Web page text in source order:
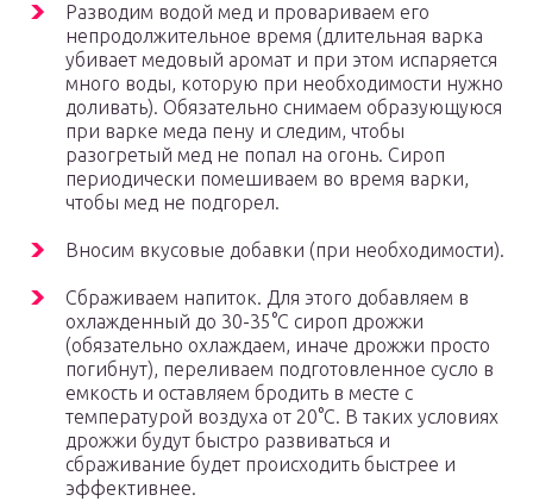
Разводим водой мед и провариваем его
непродолжительное время (длительная варка
убивает медовый аромат и при этом испаряется
много воды, которую при необходимости нужно
доливать). Обязательно снимаем образующуюся
при варке меда пену и следим, чтобы
разогретый мед не попал на огонь. Сироп
периодически помешиваем во время варки,
чтобы мед не подгорел.
Вносим вкусовые добавки (при необходимости).
Сбраживаем напиток. Для этого добавляем в
охлажденный до 30-35°С сироп дрожжи
(обязательно охлаждаем, иначе дрожжи просто
погибнут), переливаем подготовленное сусло в
емкость и оставляем бродить в месте с
температурой воздуха от 20°С. В таких условиях
дрожжи будут быстро развиваться и
сбраживание будет происходить быстрее и
эффективнее.